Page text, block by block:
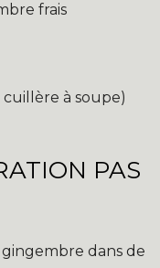
frais
cuillère à soupe)
PAS
dans de